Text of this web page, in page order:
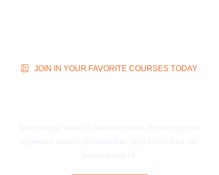
JOIN IN YOUR FAVORITE COURSES TODAY